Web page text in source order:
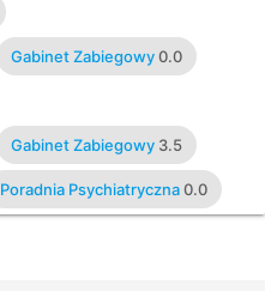
Gabinet Zabiegowy 0.0
Gabinet Zabiegowy 3.5
Poradnia Psychiatryczna 0.0